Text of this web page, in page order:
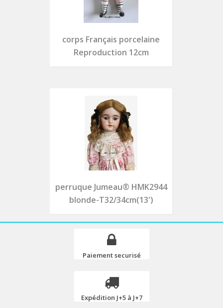
corps Français porcelaine
Reproduction 12cm
perruque Jumeau® HMK2944
blonde-T32/34cm(13')
Paiement securisé
Expédition J+5 à J+7